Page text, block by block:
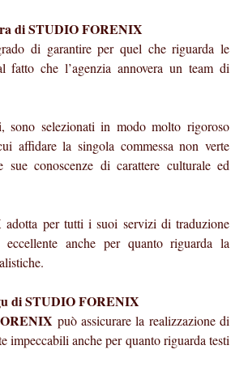
di STUDIO FORENIX
di garantire per quel che riguarda le
che l’agenzia annovera un team di
sono selezionati in modo molto rigoroso
affidare la singola commessa non verte
sue conoscenze di carattere culturale ed
adotta per tutti i suoi servizi di traduzione
anche per quanto riguarda la
di STUDIO FORENIX
può assicurare la realizzazione di
impeccabili anche per quanto riguarda testi